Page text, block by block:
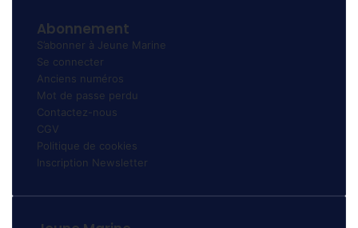
Abonnement
S’abonner à Jeune Marine
Se connecter
Anciens numéros
Mot de passe perdu
Contactez-nous
CGV
Politique de cookies
Inscription Newsletter